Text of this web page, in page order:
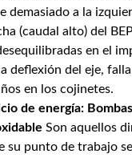
demasiado a la
(caudal alto) del
en el
deflexión del eje,
en los cojinetes.
de energía:
Son aquellos
su punto de trabajo